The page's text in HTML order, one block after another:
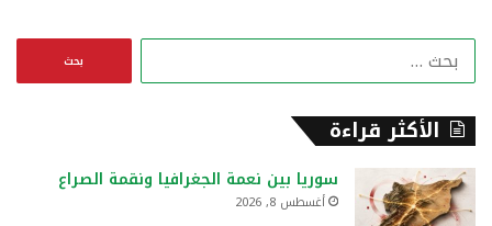
ن
الأكثر قراءة
سوريا بين نعمة الجغرافيا ونقمة الصراع
أغسطس 8, 2026